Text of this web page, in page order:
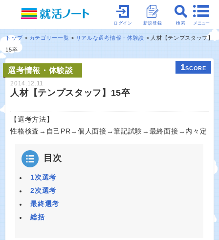
メニュー
検索
新規登録
ログイン
トップ カテゴリー一覧 リアルな選考情報・体験談
人材【テンプスタッフ】
15卒
選考情報・体験談 1SCORE
2014.12.11
人材【テンプスタッフ】15卒
【選考方法】
性格検査→自己PR→個人面接→筆記試験→最終面接→内々定
目次
1次選考
2次選考
最終選考
総括